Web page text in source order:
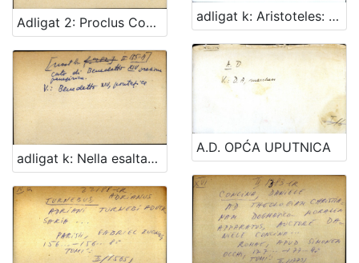
Adligat 2: Proclus Constanstinopolitanus: liber ad Armenios contra Nestorium adligat k: Aristoteles: Politicorum, hoc est civilium librorum secundus
adligat k: Nella esaltazione al sommo pontificato di Benedetto XIV oratione panegirico
A.D. OPĆA UPUTNICA